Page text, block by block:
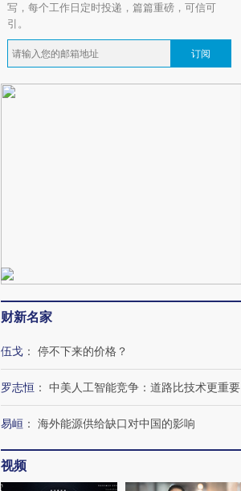
写，每个工作日定时投递，篇篇重磅，可信可
引。
订阅
财新名家
伍戈 ： 停不下来的价格？
罗志恒 ： 中美人工智能竞争：道路比技术更重要
易峘 ： 海外能源供给缺口对中国的影响
视频